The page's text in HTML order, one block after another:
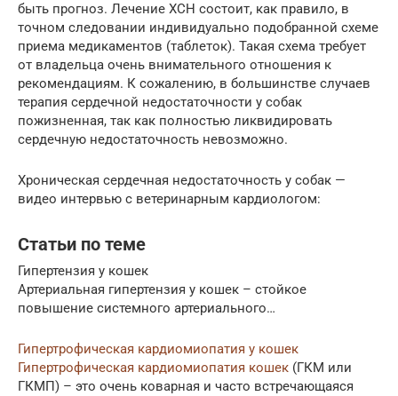
быть прогноз. Лечение ХСН состоит, как правило, в
точном следовании индивидуально подобранной схеме
приема медикаментов (таблеток). Такая схема требует
от владельца очень внимательного отношения к
рекомендациям. К сожалению, в большинстве случаев
терапия сердечной недостаточности у собак
пожизненная, так как полностью ликвидировать
сердечную недостаточность невозможно.
Хроническая сердечная недостаточность у собак —
видео интервью с ветеринарным кардиологом:
Статьи по теме
Гипертензия у кошек
Артериальная гипертензия у кошек – стойкое
повышение системного артериального…
Гипертрофическая кардиомиопатия у кошек
Гипертрофическая кардиомиопатия кошек (ГКМ или
ГКМП) – это очень коварная и часто встречающаяся